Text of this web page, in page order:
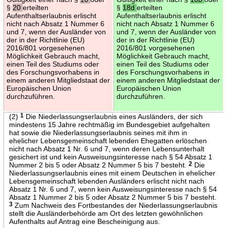
§ 20 erteilten
Aufenthaltserlaubnis erlischt
nicht nach Absatz 1 Nummer 6
und 7, wenn der Ausländer von
der in der Richtlinie (EU)
2016/801 vorgesehenen
Möglichkeit Gebrauch macht,
einen Teil des Studiums oder
des Forschungsvorhabens in
einem anderen Mitgliedstaat der
Europäischen Union
durchzuführen.
§ 18d erteilten
Aufenthaltserlaubnis erlischt
nicht nach Absatz 1 Nummer 6
und 7, wenn der Ausländer von
der in der Richtlinie (EU)
2016/801 vorgesehenen
Möglichkeit Gebrauch macht,
einen Teil des Studiums oder
des Forschungsvorhabens in
einem anderen Mitgliedstaat der
Europäischen Union
durchzuführen.
(2) 1Die Niederlassungserlaubnis eines Ausländers, der sich
mindestens 15 Jahre rechtmäßig im Bundesgebiet aufgehalten
hat sowie die Niederlassungserlaubnis seines mit ihm in
ehelicher Lebensgemeinschaft lebenden Ehegatten erlöschen
nicht nach Absatz 1 Nr. 6 und 7, wenn deren Lebensunterhalt
gesichert ist und kein Ausweisungsinteresse nach § 54 Absatz 1
Nummer 2 bis 5 oder Absatz 2 Nummer 5 bis 7 besteht.
2Die
Niederlassungserlaubnis eines mit einem Deutschen in ehelicher
Lebensgemeinschaft lebenden Ausländers erlischt nicht nach
Absatz 1 Nr. 6 und 7, wenn kein Ausweisungsinteresse nach § 54
Absatz 1 Nummer 2 bis 5 oder Absatz 2 Nummer 5 bis 7 besteht.
3Zum Nachweis des Fortbestandes der Niederlassungserlaubnis
stellt die Ausländerbehörde am Ort des letzten gewöhnlichen
Aufenthalts auf Antrag eine Bescheinigung aus.